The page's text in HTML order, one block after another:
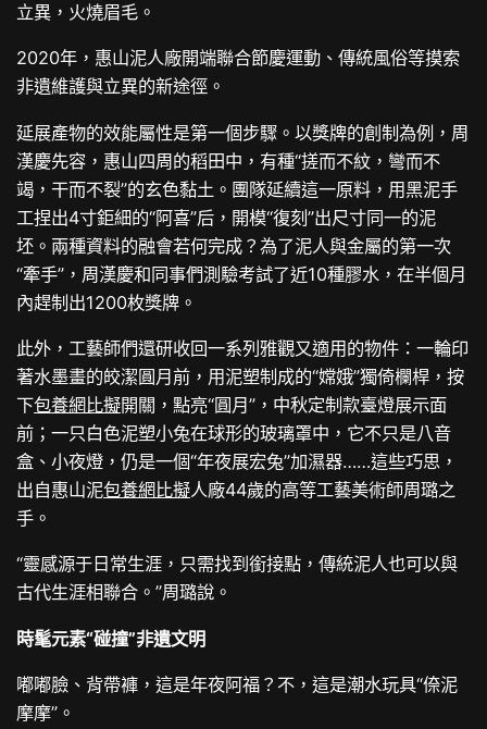
立異，火燒眉毛。
2020年，惠山泥人廠開端聯合節慶運動、傳統風俗等摸索
非遺維護與立異的新途徑。
延展產物的效能屬性是第一個步驟。以獎牌的創制為例，周
漢慶先容，惠山四周的稻田中，有種“搓而不紋，彎而不
竭，干而不裂”的玄色黏土。團隊延續這一原料，用黑泥手
工捏出4寸鉅細的“阿喜”后，開模“復刻”出尺寸同一的泥
坯。兩種資料的融會若何完成？為了泥人與金屬的第一次
“牽手”，周漢慶和同事們測驗考試了近10種膠水，在半個月
內趕制出1200枚獎牌。
此外，工藝師們還研收回一系列雅觀又適用的物件：一輪印
著水墨畫的皎潔圓月前，用泥塑制成的“嫦娥”獨倚欄桿，按
下包養網比擬開關，點亮“圓月”，中秋定制款臺燈展示面
前；一只白色泥塑小兔在球形的玻璃罩中，它不只是八音
盒、小夜燈，仍是一個“年夜展宏兔”加濕器……這些巧思，
出自惠山泥包養網比擬人廠44歲的高等工藝美術師周璐之
手。
“靈感源于日常生涯，只需找到銜接點，傳統泥人也可以與
古代生涯相聯合。”周璐說。
時髦元素“碰撞”非遺文明
嘟嘟臉、背帶褲，這是年夜阿福？不，這是潮水玩具“倷泥
摩摩”。